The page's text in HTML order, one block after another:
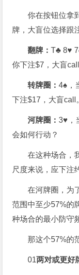
你在按钮位拿
牌，大盲位选择跟
翻牌：T♣ 8♥
你下注$7，大盲call
转牌圈：4♠，
下注$17，大盲call
河牌圈：3♥，
会如何行动？
在这种场合，
尺度来说，应下注
在河牌圈，为
范围中至少57%的
种场合的最小防守
那这个57%的
01两对或更好